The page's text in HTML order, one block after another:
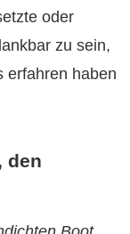
oder
zu sein,
erfahren haben
den